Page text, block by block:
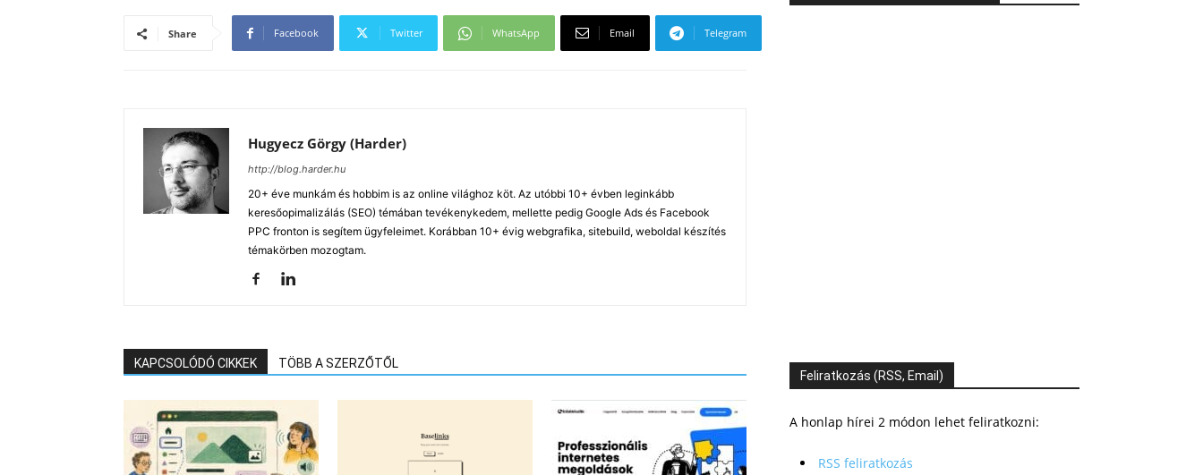
Share Facebook Twitter WhatsApp Email Telegram
Hugyecz Görgy (Harder)
http://blog.harder.hu
20+ éve munkám és hobbim is az online világhoz köt. Az utóbbi 10+ évben leginkább
keresőopimalizálás (SEO) témában tevékenykedem, mellette pedig Google Ads és Facebook
PPC fronton is segítem ügyfeleimet. Korábban 10+ évig webgrafika, sitebuild, weboldal készítés
témakörben mozogtam.
KAPCSOLÓDÓ CIKKEK TÖBB A SZERZŐTŐL
Feliratkozás (RSS, Email)
A honlap hírei 2 módon lehet feliratkozni:
RSS feliratkozás